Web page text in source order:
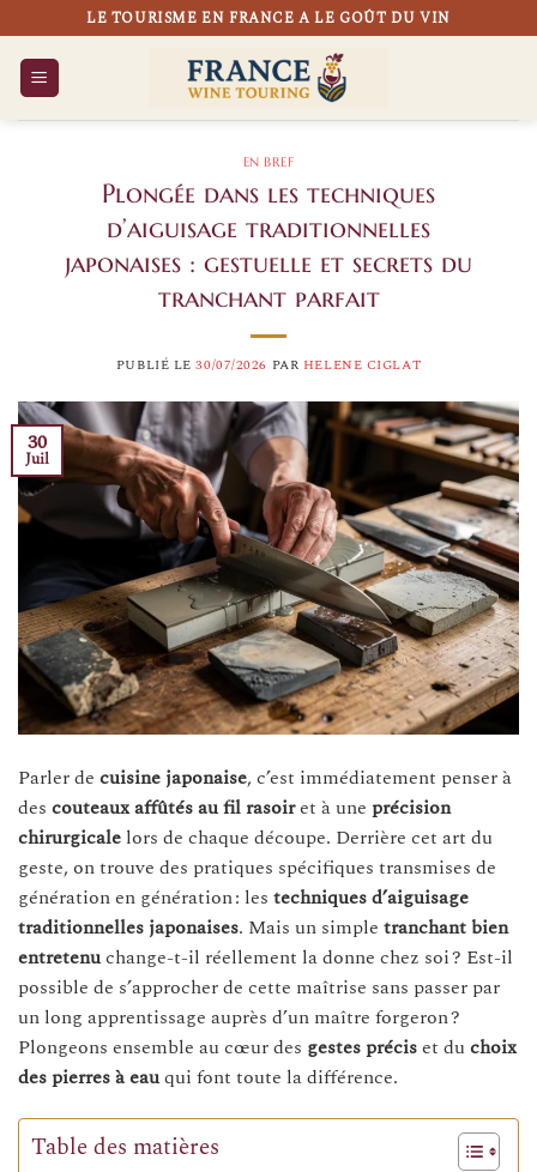
au
contenu
LE TOURISME EN FRANCE A LE GOÛT DU VIN
EN BREF
Plongée dans les techniques
d’aiguisage traditionnelles
japonaises : gestuelle et secrets du
tranchant parfait
PUBLIÉ LE30/07/2026 PAR HELENE CIGLAT
30
Juil
Parler de cuisine japonaise, c’est immédiatement penser à
des couteaux affûtés au fil rasoiret à une précision
chirurgicale lors de chaque découpe. Derrière cet art du
geste, on trouve des pratiques spécifiques transmises de
génération en génération : les techniques d’aiguisage
traditionnelles japonaises. Mais un simple tranchant bien
entretenuchange-t-il réellement la donne chez soi ? Est-il
possible de s’approcher de cette maîtrise sans passer par
un long apprentissage auprès d’un maître forgeron ?
Plongeons ensemble au cœur des gestes préciset duchoix
des pierres à eauqui font toute la différence.
Table des matières